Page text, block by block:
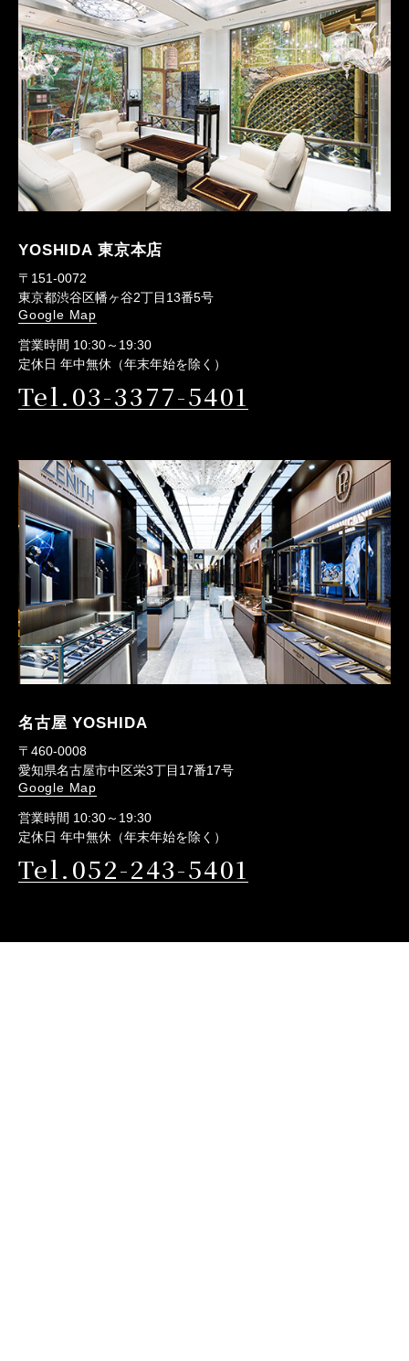
YOSHIDA 東京本店
〒151-0072
東京都渋谷区幡ヶ谷2丁目13番5号
Google Map
営業時間 10:30～19:30
定休日 年中無休（年末年始を除く）
Tel.03-3377-5401
名古屋 YOSHIDA
〒460-0008
愛知県名古屋市中区栄3丁目17番17号
Google Map
営業時間 10:30～19:30
定休日 年中無休（年末年始を除く）
Tel.052-243-5401